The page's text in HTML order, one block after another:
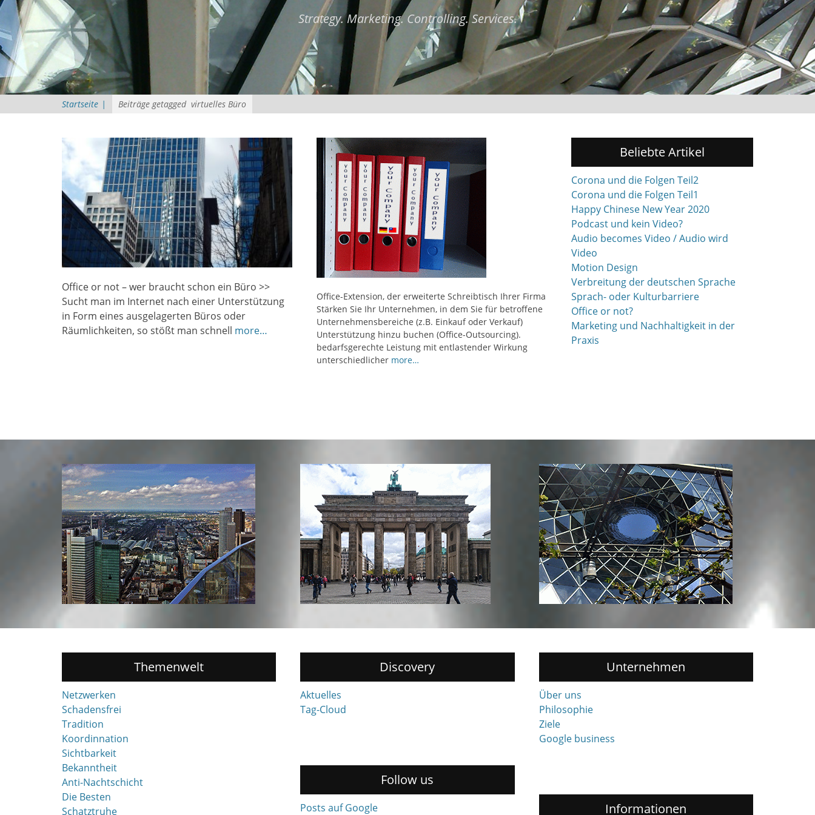
Strategy. Marketing. Controlling. Services.
Startseite | Beiträge getagged virtuelles Büro
Office or not – wer braucht schon ein Büro >>
Sucht man im Internet nach einer Unterstützung
in Form eines ausgelagerten Büros oder
Räumlichkeiten, so stößt man schnell more…
Office-Extension, der erweiterte Schreibtisch Ihrer Firma
Stärken Sie Ihr Unternehmen, in dem Sie für betroffene
Unternehmensbereiche (z.B. Einkauf oder Verkauf)
Unterstützung hinzu buchen (Office-Outsourcing).
bedarfsgerechte Leistung mit entlastender Wirkung
unterschiedlicher more…
Beliebte Artikel
Corona und die Folgen Teil2
Corona und die Folgen Teil1
Happy Chinese New Year 2020
Podcast und kein Video?
Audio becomes Video / Audio wird
Video
Motion Design
Verbreitung der deutschen Sprache
Sprach- oder Kulturbarriere
Office or not?
Marketing und Nachhaltigkeit in der
Praxis
Themenwelt
Netzwerken
Schadensfrei
Tradition
Koordinnation
Sichtbarkeit
Bekanntheit
Anti-Nachtschicht
Die Besten
Schatztruhe
Discovery
Aktuelles
Tag-Cloud
Follow us
Posts auf Google
Unternehmen
Über uns
Philosophie
Ziele
Google business
Informationen